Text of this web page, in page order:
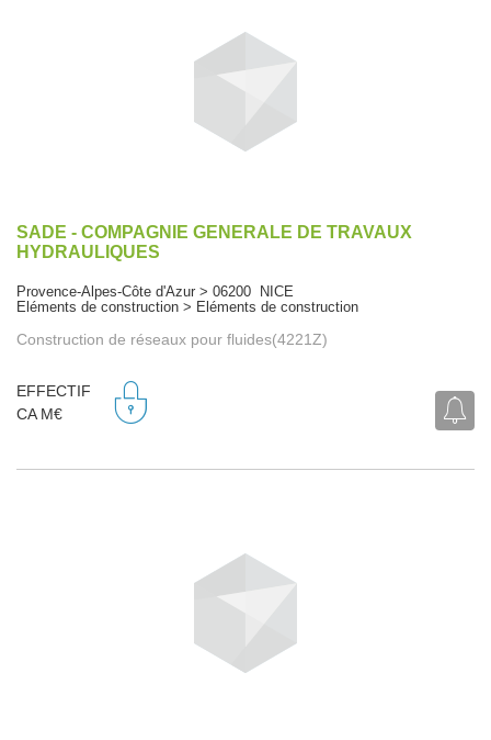
SADE - COMPAGNIE GENERALE DE TRAVAUX
HYDRAULIQUES
Provence-Alpes-Côte d'Azur > 06200 NICE
Eléments de construction > Eléments de construction
Construction de réseaux pour fluides(4221Z)
EFFECTIF
CA M€